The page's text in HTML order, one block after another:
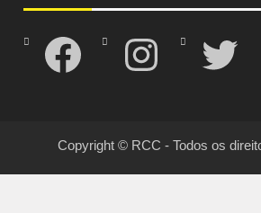
Facebook Instagram Twitter
Copyright © RCC - Todos os